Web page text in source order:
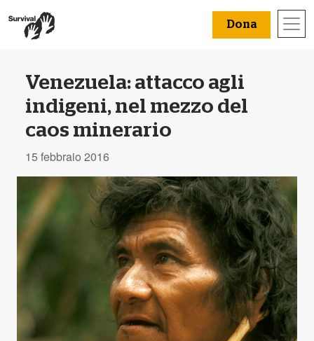
Dona
Venezuela: attacco agli
indigeni, nel mezzo del
caos minerario
15 febbraio 2016